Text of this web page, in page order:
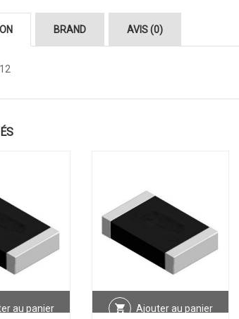
BRAND AVIS (0)
au panier Ajouter au panier